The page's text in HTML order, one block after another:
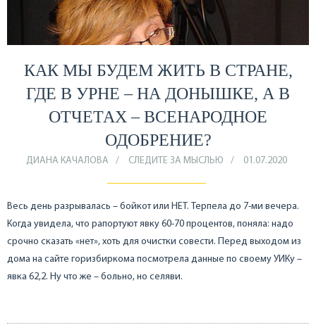
КАК МЫ БУДЕМ ЖИТЬ В СТРАНЕ,
ГДЕ В УРНЕ – НА ДОНЫШКЕ, А В
ОТЧЕТАХ – ВСЕНАРОДНОЕ
ОДОБРЕНИЕ?
ДИАНА КАЧАЛОВА СЛЕДИТЕ ЗА МЫСЛЬЮ 01.07.2020
Весь день разрывалась – бойкот или НЕТ. Терпела до 7-ми вечера.
Когда увидела, что рапортуют явку 60-70 процентов, поняла: надо
срочно сказать «нет», хоть для очистки совести. Перед выходом из
дома на сайте горизбиркома посмотрела данные по своему УИКу –
явка 62,2. Ну что же – больно, но селяви.